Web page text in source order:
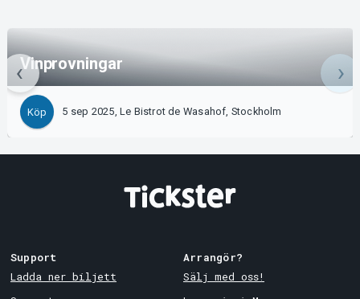
Vinprovningar
Köp 5 sep 2025, Le Bistrot de Wasahof, Stockholm
Support
Ladda ner biljett
Arrangör?
Sälj med oss!